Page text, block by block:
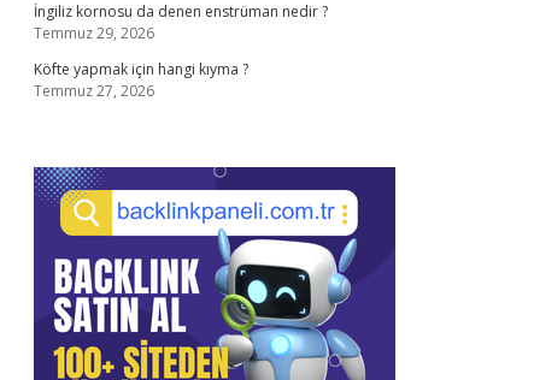
İngiliz kornosu da denen enstrüman nedir ?
Temmuz 29, 2026
Köfte yapmak için hangi kıyma ?
Temmuz 27, 2026